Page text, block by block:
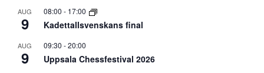
AUG
9
08:00 - 17:00
Kadettallsvenskans final
AUG
9
09:30 -20:00
Uppsala Chessfestival 2026